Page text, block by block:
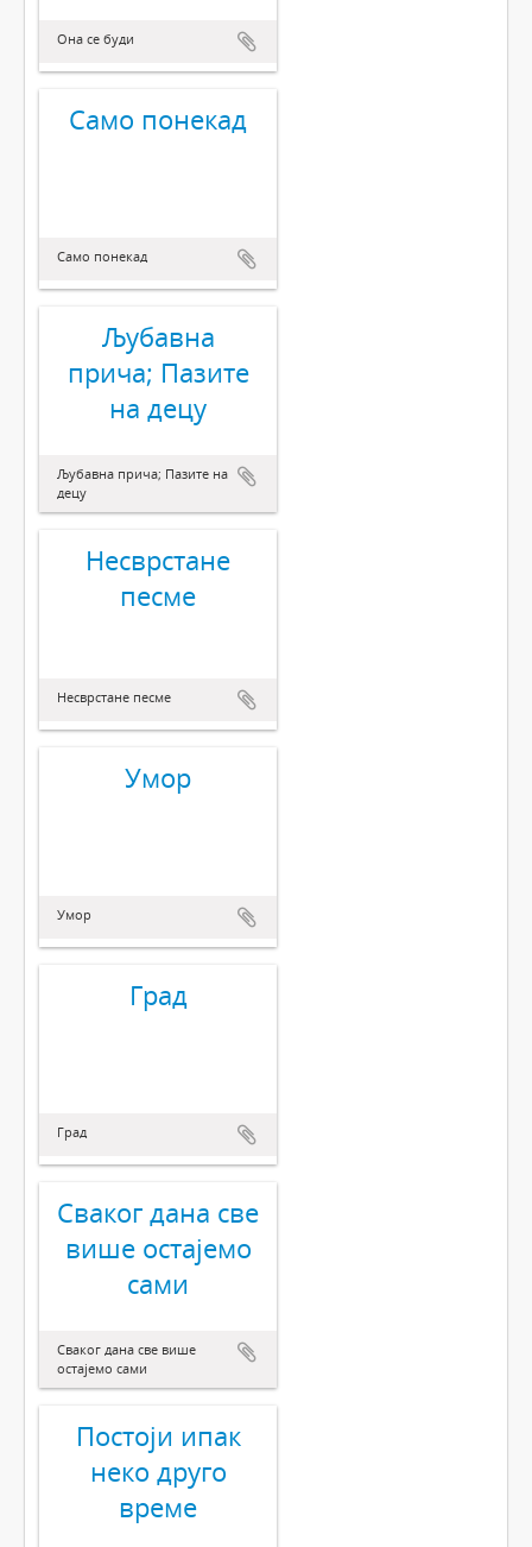
Она се буди
Само понекад
Само понекад
Љубавна
прича; Пазите
на децу
Љубавна прича; Пазите на
децу
Несврстане
песме
Несврстане песме
Умор
Умор
Град
Град
Сваког дана све
више остајемо
сами
Сваког дана све више
остајемо сами
Постоји ипак
неко друго
време